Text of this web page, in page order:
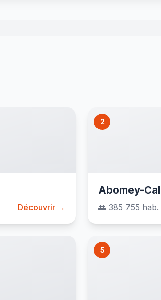
Découvrir →
2
Abomey-
👥 385 755 hab.
5